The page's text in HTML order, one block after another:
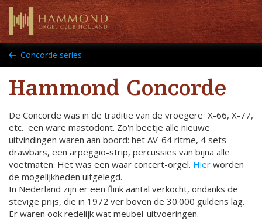
Concorde series
Hammond Concorde
De Concorde was in de traditie van de vroegere X-66, X-77,
etc. een ware mastodont. Zo'n beetje alle nieuwe
uitvindingen waren aan boord: het AV-64 ritme, 4 sets
drawbars, een arpeggio-strip, percussies van bijna alle
voetmaten. Het was een waar concert-orgel. Hier worden
de mogelijkheden uitgelegd.
In Nederland zijn er een flink aantal verkocht, ondanks de
stevige prijs, die in 1972 ver boven de 30.000 guldens lag.
Er waren ook redelijk wat meubel-uitvoeringen.